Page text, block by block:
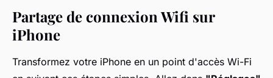
Partage de connexion Wifi sur
iPhone
Transformez votre iPhone en un point d'accès Wi-Fi